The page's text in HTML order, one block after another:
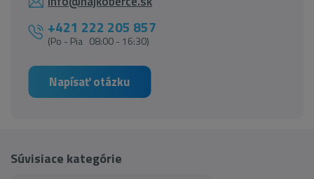
+421 222 205 857
(Po - Pia 08:00 - 16:30)
Napísať otázku
Súvisiace kategórie